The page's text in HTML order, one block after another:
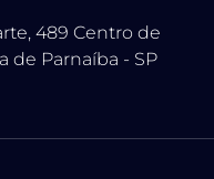
489 Centro de
de Parnaíba - SP